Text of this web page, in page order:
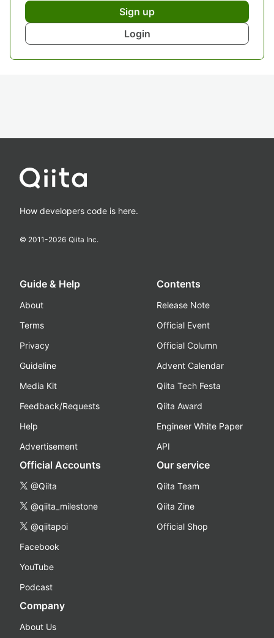
Sign up
Login
How developers code is here.
© 2011-2026 Qiita Inc.
Guide & Help
About
Terms
Privacy
Guideline
Media Kit
Feedback/Requests
Help
Advertisement
Contents
Release Note
Official Event
Official Column
Advent Calendar
Qiita Tech Festa
Qiita Award
Engineer White Paper
API
Official Accounts
@Qiita
@qiita_milestone
@qiitapoi
Facebook
YouTube
Podcast
Our service
Qiita Team
Qiita Zine
Official Shop
Company
About Us